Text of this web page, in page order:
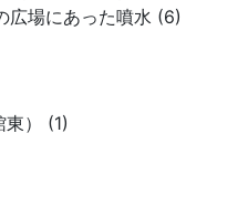
広場にあった噴水 (6)
東） (1)